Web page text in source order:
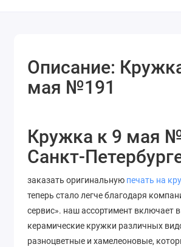
Описание:
мая №191
Кружка к 9 мая
Санкт-
заказать оригинальную печать на
теперь стало легче благодаря
сервис». наш ассортимент включает в
керамические кружки различных
разноцветные и хамелеоновые,